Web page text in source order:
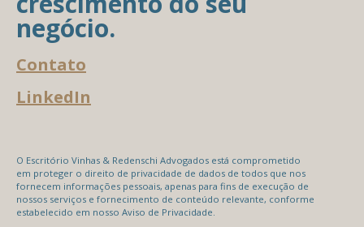
negócio.
Contato
LinkedIn
O Escritório Vinhas & Redenschi Advogados está comprometido
em proteger o direito de privacidade de dados de todos que nos
fornecem informações pessoais, apenas para fins de execução de
nossos serviços e fornecimento de conteúdo relevante, conforme
estabelecido em nosso Aviso de Privacidade.